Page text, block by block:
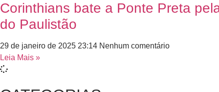
Corinthians bate a Ponte Preta
do Paulistão
29 de janeiro de 2025 23:14 Nenhum comentário
Leia Mais »